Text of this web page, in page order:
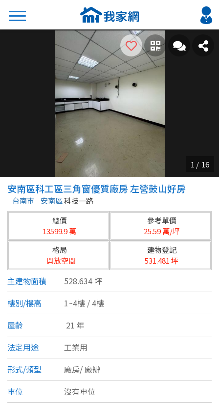
搜尋
熱門關鍵字
2026 台北降價好屋限量釋出
2026 新北降價好屋限量釋出
2026 台中降價好屋限量釋出
2026 台南降價好屋限量釋出
2026 高雄降價好屋限量釋出
縣市
不限
台北市
基隆市
新北市
宜蘭縣
桃園市
新竹市
新竹縣
苗栗縣
台中市
區域
類型(可複選)
公寓
別墅 透天厝
農舍 辦公
安南區科工區三角窗優質廠房 左營鼓山好房
台南市 安南區科技一路
總價
13599.9 萬
參考單價
25.59 萬/坪
格局
開放空間
建物登記
531.481 坪
主建物面積
528.634 坪
樓別/樓高
1~4樓 / 4樓
屋齡
21 年
法定用途
工業用
形式/類型
廠房/廠辦
車位
沒有車位